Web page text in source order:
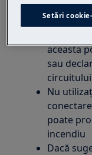
la altă
Dacă
aceasta
sau
Nu
poate
incendiu
Dacă
Setări